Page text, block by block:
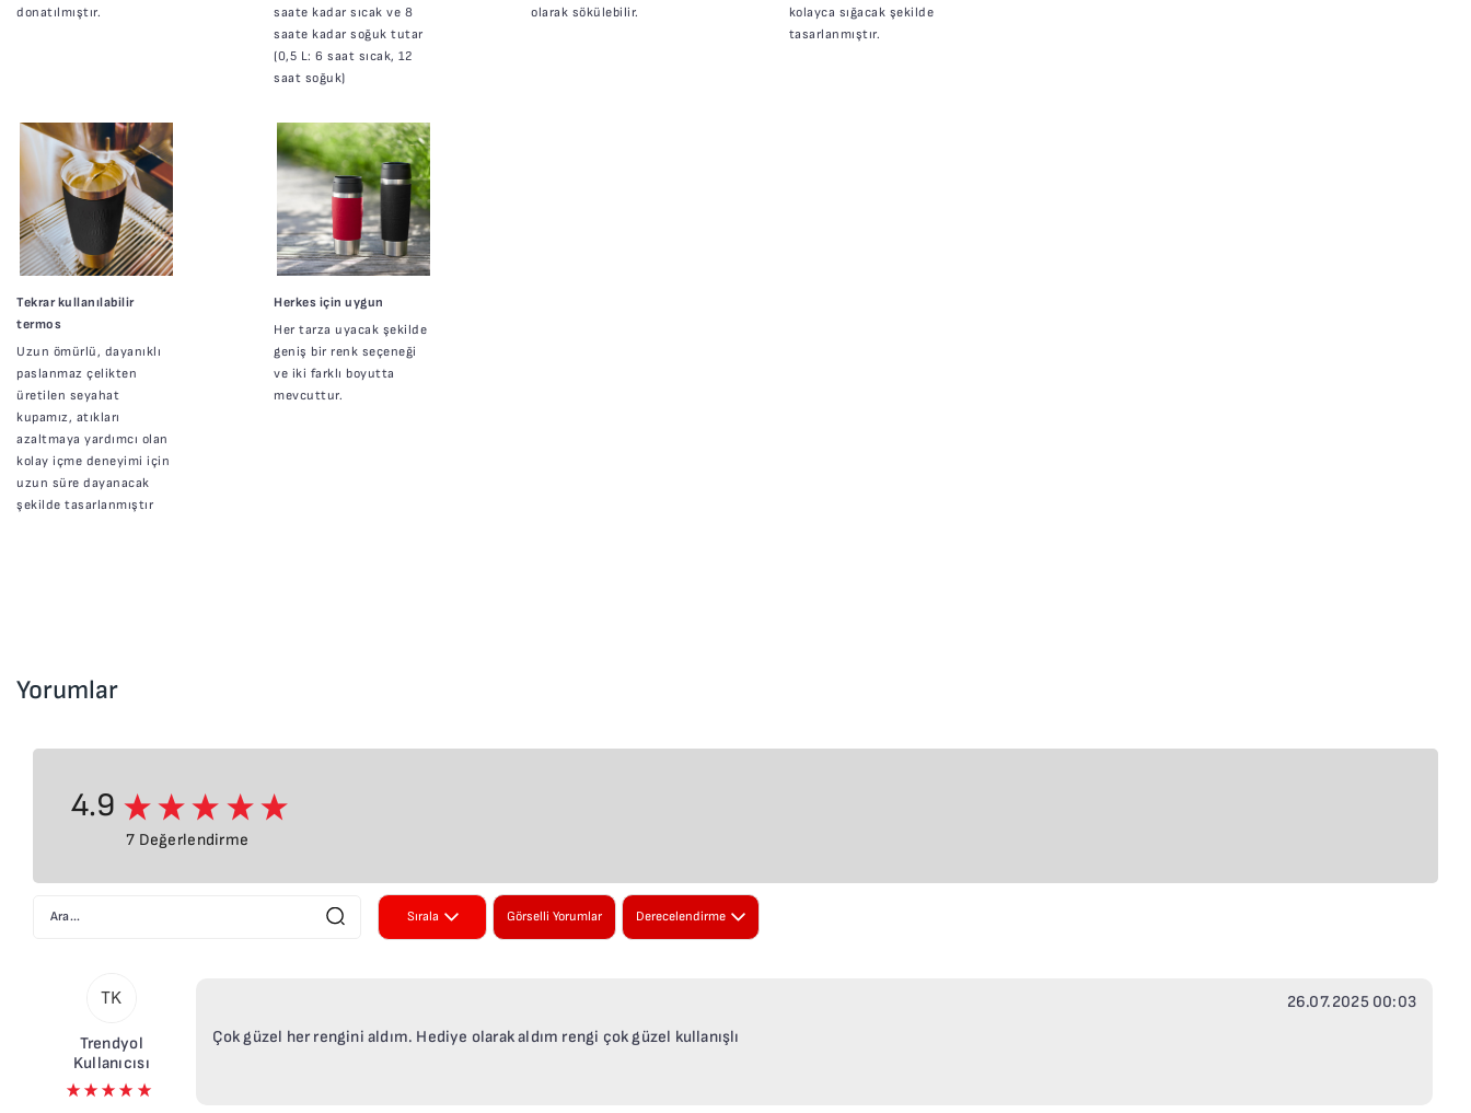
donatılmıştır.
saate kadar sıcak ve 8
saate kadar soğuk tutar
(0,5 L: 6 saat sıcak, 12
saat soğuk)
olarak sökülebilir.
kolayca sığacak şekilde
tasarlanmıştır.
Tekrar kullanılabilir
termos
Uzun ömürlü, dayanıklı
paslanmaz çelikten
üretilen seyahat
kupamız, atıkları
azaltmaya yardımcı olan
kolay içme deneyimi için
uzun süre dayanacak
şekilde tasarlanmıştır
Herkes için uygun
Her tarza uyacak şekilde
geniş bir renk seçeneği
ve iki farklı boyutta
mevcuttur.
Yorumlar
4.9
7 Değerlendirme
Sırala
Eskiden Yeniye
Görselli Yorumlar Derecelendirme
TK
Trendyol
Kullanıcısı
26.07.2025 00:03
Çok güzel her rengini aldım. Hediye olarak aldım rengi çok güzel kullanışlı